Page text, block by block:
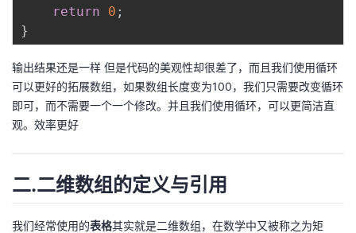
return 0 ;
}
输出结果还是一样 但是代码的美观性却很差了，而且我们使用循环
可以更好的拓展数组，如果数组长度变为100，我们只需要改变循环
即可，而不需要一个一个修改。并且我们使用循环，可以更简洁直
观。效率更好
二.二维数组的定义与引用
我们经常使用的表格其实就是二维数组，在数学中又被称之为矩